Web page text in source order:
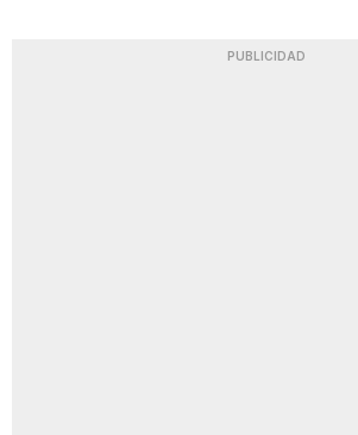
PUBLICIDAD